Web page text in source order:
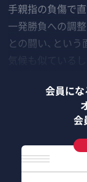
手親指の負傷で
一発勝負への調
との闘い、とい
会員にな
会